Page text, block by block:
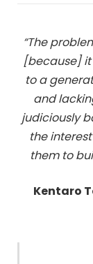
“The
[because]
to a
and
judiciously
the
them to
Kentaro